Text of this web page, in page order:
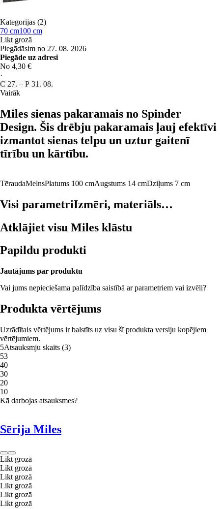
Kategorijas (2)
70 cm100 cm
Likt grozā
Piegādāsim no 27. 08. 2026
Piegāde uz adresi
No 4,30 €
·
C 27. – P 31. 08.
Vairāk
Miles sienas pakaramais no Spinder
Design. Šis drēbju pakaramais ļauj efektīvi
izmantot sienas telpu un uztur gaitenī
tīrību un kārtību.
TēraudaMelnsPlatums 100 cmAugstums 14 cmDziļums 7 cm
Visi parametriIzmēri, materiāls…
Atklājiet visu Miles klāstu
Papildu produkti
Jautājums par produktu
Vai jums nepieciešama palīdzība saistībā ar parametriem vai izvēli?
Produkta vērtējums
Uzrādītais vērtējums ir balstīts uz visu šī produkta versiju kopējiem
vērtējumiem.
5Atsauksmju skaits (3)
53
40
30
20
10
Kā darbojas atsauksmes?
Sērija Miles
Likt grozā
Likt grozā
Likt grozā
Likt grozā
Likt grozā
Likt grozā